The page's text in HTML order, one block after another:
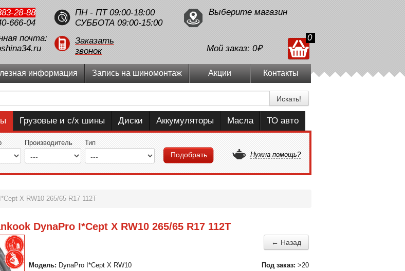
28-88
666-04
почта:
ПН - ПТ 09:00-18:00
СУББОТА 09:00-15:00
Заказать
звонок
Выберите магазин
Мой заказ: 0₽
0
информация Запись на шиномонтаж Акции Контакты
Искать!
Грузовые и с/х шины Диски Аккумуляторы Масла ТО авто
Производитель Тип
Подобрать Нужна помощь?
X RW10 265/65 R17 112T
DynaPro I*Cept X RW10 265/65 R17 112T
← Назад
Под заказ: >20
Модель: DynaPro I*Cept X RW10